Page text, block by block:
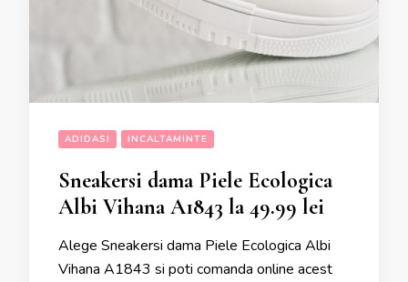
ADIDASI INCALTAMINTE
Sneakersi dama Piele Ecologica
Albi Vihana A1843 la 49.99 lei
Alege Sneakersi dama Piele Ecologica Albi
Vihana A1843 si poti comanda online acest